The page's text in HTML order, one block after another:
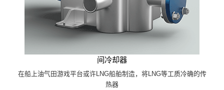
间冷却器
在船上油气田游戏平台或许LNG船舶制造，将LNG等工质冷确的传
热器